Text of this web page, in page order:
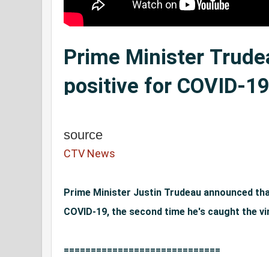
Prime Minister
positive for COVID-
source
CTV News
Prime Minister Justin Trudeau announced
COVID-19, the second time he's caught the
=============================